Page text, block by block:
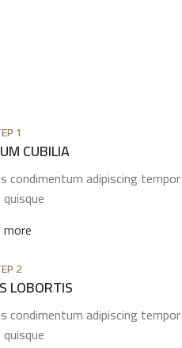
1
CUBILIA
condimentum adipiscing tempor
2
LOBORTIS
condimentum adipiscing tempor